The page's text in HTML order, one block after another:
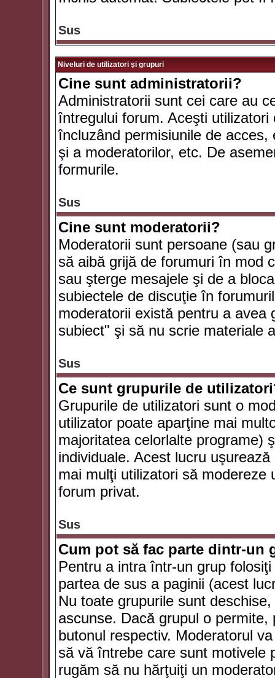
Sus
Niveluri de utilizatori şi grupuri
Cine sunt administratorii?
Administratorii sunt cei care au
întregului forum. Aceşti
încluzând permisiunile de
şi a moderatorilor, etc. De
formurile.
Sus
Cine sunt moderatorii?
Moderatorii sunt persoane (sau
să aibă grijă de forumuri în mod
sau şterge mesajele şi de a
subiectele de discuţie în
moderatorii există pentru a avea
subiect" şi să nu scrie materiale
Sus
Ce sunt grupurile de
Grupurile de utilizatori sunt o
utilizator poate aparţine mai
majoritatea celorlalte programe)
individuale. Acest lucru
mai mulţi utilizatori să
forum privat.
Sus
Cum pot să fac parte dintr-un
Pentru a intra într-un grup
partea de sus a paginii (acest
Nu toate grupurile sunt
ascunse. Dacă grupul o
butonul respectiv. Moderatorul
să vă întrebe care sunt motivele
rugăm să nu hărţuiţi un